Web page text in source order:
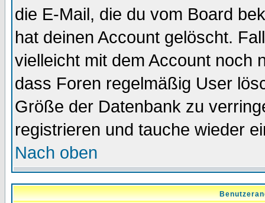
die E-Mail, die du vom Board
hat deinen Account gelöscht.
vielleicht mit dem Account noch
dass Foren regelmäßig User
Größe der Datenbank zu
registrieren und tauche wieder
Nach oben